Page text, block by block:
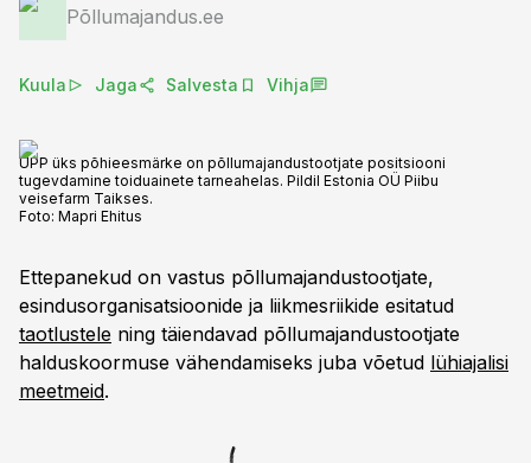
Põllumajandus.ee
Kuula Jaga Salvesta Vihja
ÜPP üks põhieesmärke on põllumajandustootjate positsiooni
tugevdamine toiduainete tarneahelas. Pildil Estonia OÜ Piibu
veisefarm Taikses.
Foto: Mapri Ehitus
Ettepanekud on vastus põllumajandustootjate,
esindusorganisatsioonide ja liikmesriikide esitatud
taotlustele ning täiendavad põllumajandustootjate
halduskoormuse vähendamiseks juba võetud lühiajalisi
meetmeid.